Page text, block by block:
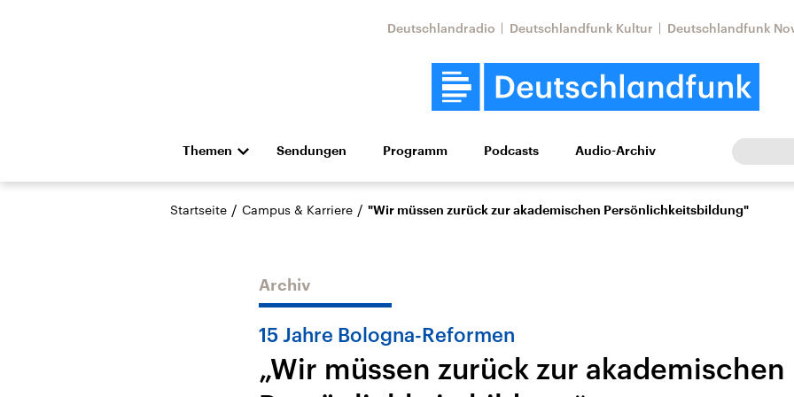
Deutschlandradio Deutschlandfunk Kultur Deutschlandfunk
Themen
Die Nachrichten Politik Wirtschaft Wissen Kultur Europa
Hörspiel und Feature Musik
Landtagswahl Sachsen-
Anhalt 2026
USA
Nahostkonflikt
Iran
Sendungen Programm Podcasts Audio-Archiv
Startseite / Campus & Karriere / "Wir müssen zurück zur akademischen Persönlichkeitsbildung"
Archiv
15 Jahre Bologna-Reformen
„Wir müssen zurück zur akademischen